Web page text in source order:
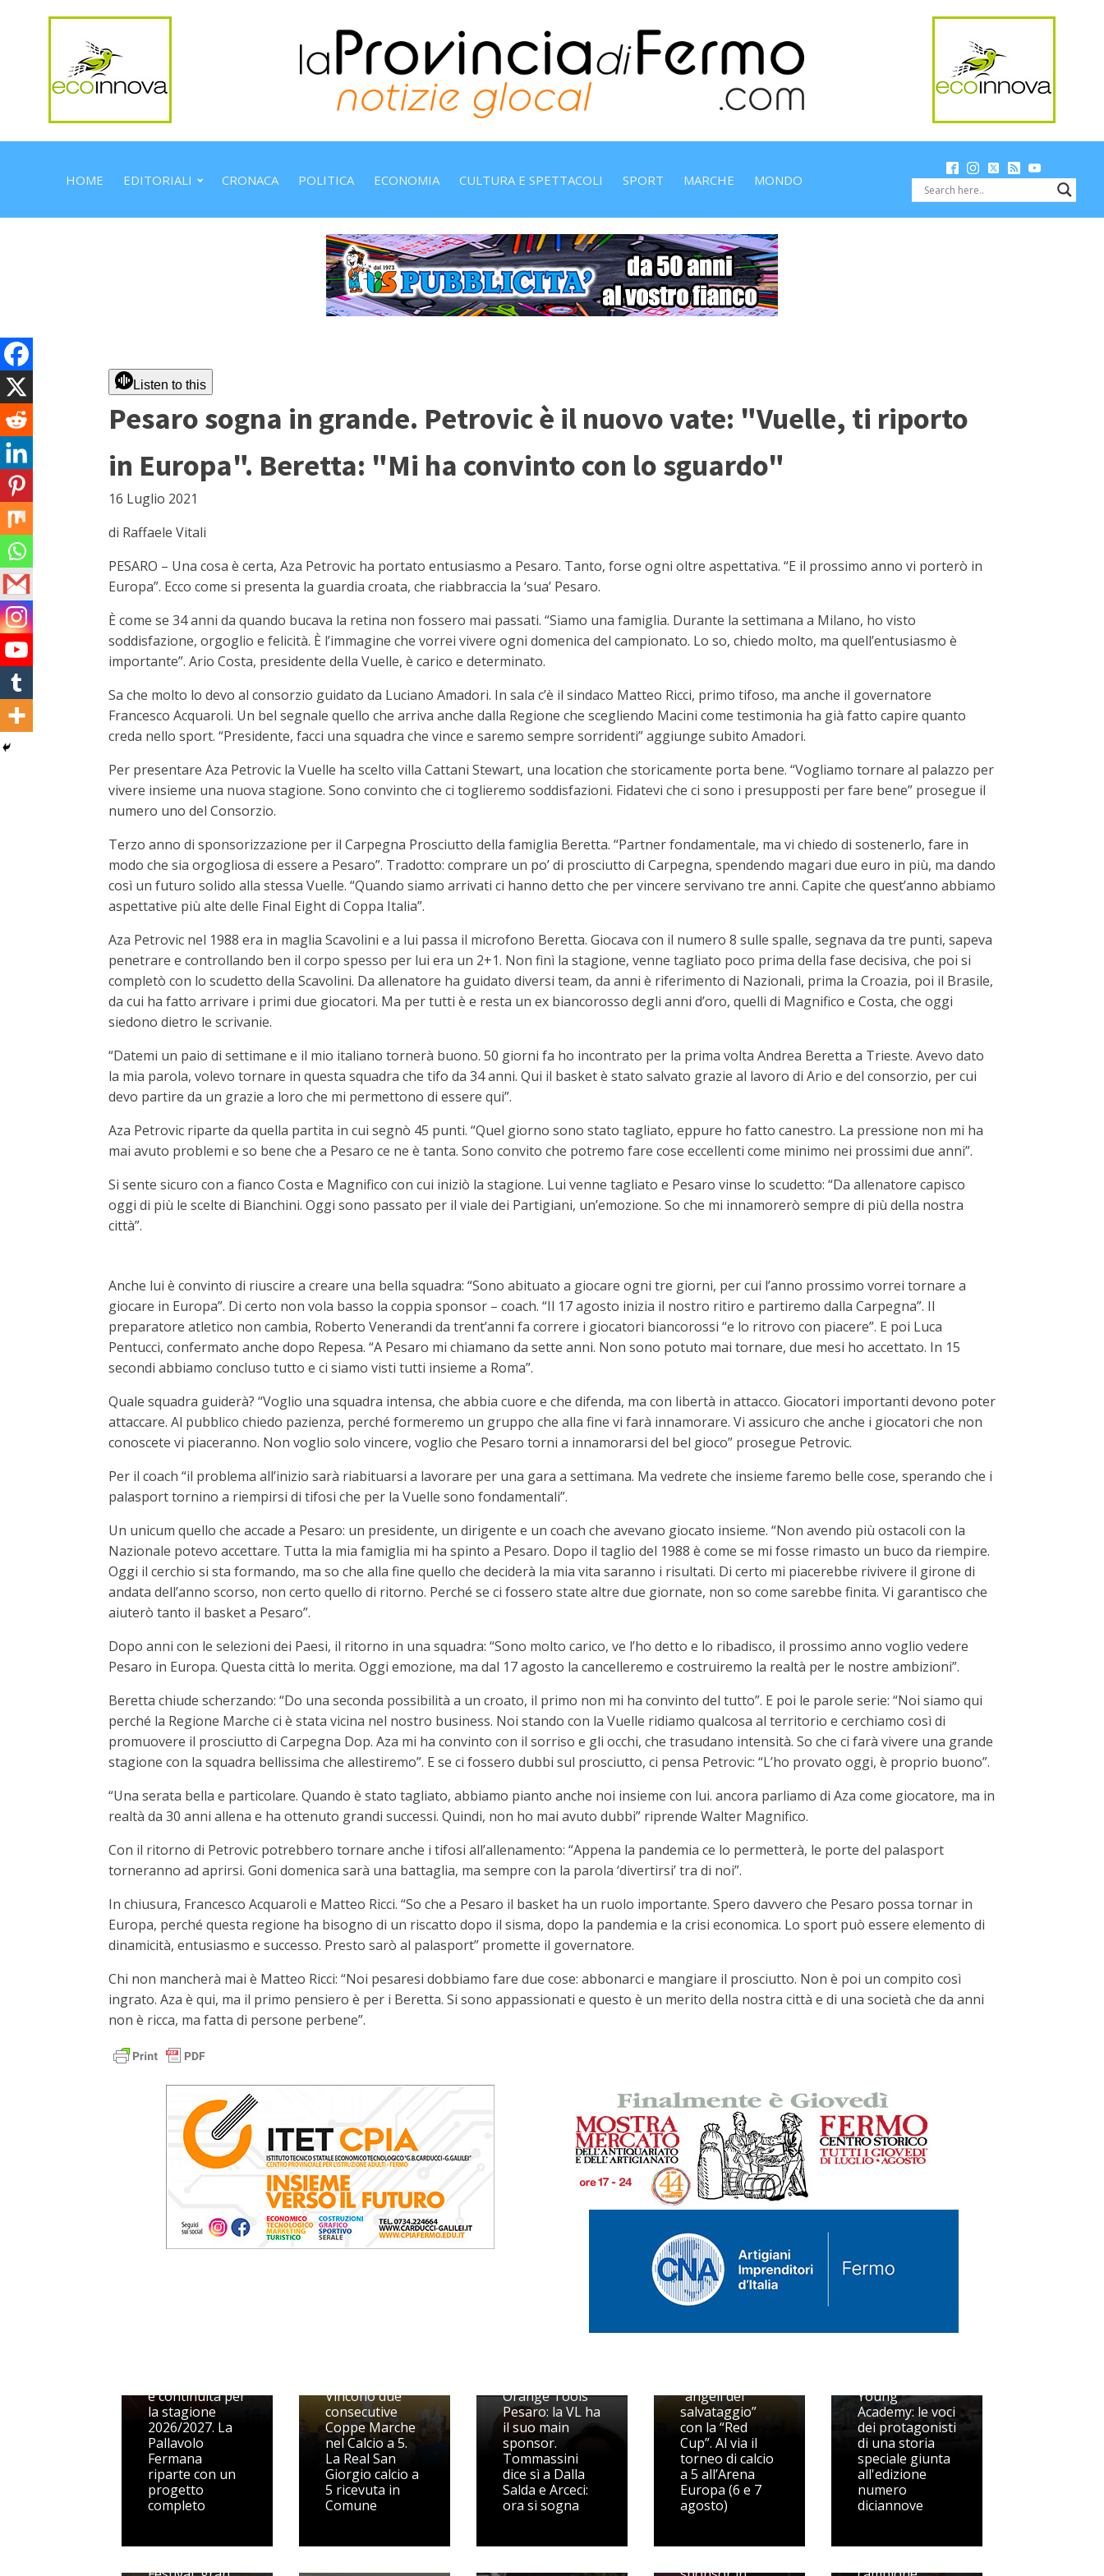
HOME EDITORIALI CRONACA POLITICA ECONOMIA CULTURA E SPETTACOLI SPORT MARCHE MONDO
Listen to this
Pesaro sogna in grande. Petrovic è il nuovo vate: "Vuelle, ti riporto
in Europa". Beretta: "Mi ha convinto con lo sguardo"
16 Luglio 2021
di Raffaele Vitali
PESARO – Una cosa è certa, Aza Petrovic ha portato entusiasmo a Pesaro. Tanto, forse ogni oltre aspettativa. “E il prossimo anno vi porterò in
Europa”. Ecco come si presenta la guardia croata, che riabbraccia la ‘sua’ Pesaro.
È come se 34 anni da quando bucava la retina non fossero mai passati. “Siamo una famiglia. Durante la settimana a Milano, ho visto
soddisfazione, orgoglio e felicità. È l’immagine che vorrei vivere ogni domenica del campionato. Lo so, chiedo molto, ma quell’entusiasmo è
importante”. Ario Costa, presidente della Vuelle, è carico e determinato.
Sa che molto lo devo al consorzio guidato da Luciano Amadori. In sala c’è il sindaco Matteo Ricci, primo tifoso, ma anche il governatore
Francesco Acquaroli. Un bel segnale quello che arriva anche dalla Regione che scegliendo Macini come testimonia ha già fatto capire quanto
creda nello sport. “Presidente, facci una squadra che vince e saremo sempre sorridenti” aggiunge subito Amadori.
Per presentare Aza Petrovic la Vuelle ha scelto villa Cattani Stewart, una location che storicamente porta bene. “Vogliamo tornare al palazzo per
vivere insieme una nuova stagione. Sono convinto che ci toglieremo soddisfazioni. Fidatevi che ci sono i presupposti per fare bene” prosegue il
numero uno del Consorzio.
Terzo anno di sponsorizzazione per il Carpegna Prosciutto della famiglia Beretta. “Partner fondamentale, ma vi chiedo di sostenerlo, fare in
modo che sia orgogliosa di essere a Pesaro”. Tradotto: comprare un po’ di prosciutto di Carpegna, spendendo magari due euro in più, ma dando
così un futuro solido alla stessa Vuelle. “Quando siamo arrivati ci hanno detto che per vincere servivano tre anni. Capite che quest’anno abbiamo
aspettative più alte delle Final Eight di Coppa Italia”.
Aza Petrovic nel 1988 era in maglia Scavolini e a lui passa il microfono Beretta. Giocava con il numero 8 sulle spalle, segnava da tre punti, sapeva
penetrare e controllando ben il corpo spesso per lui era un 2+1. Non finì la stagione, venne tagliato poco prima della fase decisiva, che poi si
completò con lo scudetto della Scavolini. Da allenatore ha guidato diversi team, da anni è riferimento di Nazionali, prima la Croazia, poi il Brasile,
da cui ha fatto arrivare i primi due giocatori. Ma per tutti è e resta un ex biancorosso degli anni d’oro, quelli di Magnifico e Costa, che oggi
siedono dietro le scrivanie.
“Datemi un paio di settimane e il mio italiano tornerà buono. 50 giorni fa ho incontrato per la prima volta Andrea Beretta a Trieste. Avevo dato
la mia parola, volevo tornare in questa squadra che tifo da 34 anni. Qui il basket è stato salvato grazie al lavoro di Ario e del consorzio, per cui
devo partire da un grazie a loro che mi permettono di essere qui”.
Aza Petrovic riparte da quella partita in cui segnò 45 punti. “Quel giorno sono stato tagliato, eppure ho fatto canestro. La pressione non mi ha
mai avuto problemi e so bene che a Pesaro ce ne è tanta. Sono convito che potremo fare cose eccellenti come minimo nei prossimi due anni”.
Si sente sicuro con a fianco Costa e Magnifico con cui iniziò la stagione. Lui venne tagliato e Pesaro vinse lo scudetto: “Da allenatore capisco
oggi di più le scelte di Bianchini. Oggi sono passato per il viale dei Partigiani, un’emozione. So che mi innamorerò sempre di più della nostra
città”.
Anche lui è convinto di riuscire a creare una bella squadra: “Sono abituato a giocare ogni tre giorni, per cui l’anno prossimo vorrei tornare a
giocare in Europa”. Di certo non vola basso la coppia sponsor – coach. “Il 17 agosto inizia il nostro ritiro e partiremo dalla Carpegna”. Il
preparatore atletico non cambia, Roberto Venerandi da trent’anni fa correre i giocatori biancorossi “e lo ritrovo con piacere”. E poi Luca
Pentucci, confermato anche dopo Repesa. “A Pesaro mi chiamano da sette anni. Non sono potuto mai tornare, due mesi ho accettato. In 15
secondi abbiamo concluso tutto e ci siamo visti tutti insieme a Roma”.
Quale squadra guiderà? “Voglio una squadra intensa, che abbia cuore e che difenda, ma con libertà in attacco. Giocatori importanti devono poter
attaccare. Al pubblico chiedo pazienza, perché formeremo un gruppo che alla fine vi farà innamorare. Vi assicuro che anche i giocatori che non
conoscete vi piaceranno. Non voglio solo vincere, voglio che Pesaro torni a innamorarsi del bel gioco” prosegue Petrovic.
Per il coach “il problema all’inizio sarà riabituarsi a lavorare per una gara a settimana. Ma vedrete che insieme faremo belle cose, sperando che i
palasport tornino a riempirsi di tifosi che per la Vuelle sono fondamentali”.
Un unicum quello che accade a Pesaro: un presidente, un dirigente e un coach che avevano giocato insieme. “Non avendo più ostacoli con la
Nazionale potevo accettare. Tutta la mia famiglia mi ha spinto a Pesaro. Dopo il taglio del 1988 è come se mi fosse rimasto un buco da riempire.
Oggi il cerchio si sta formando, ma so che alla fine quello che deciderà la mia vita saranno i risultati. Di certo mi piacerebbe rivivere il girone di
andata dell’anno scorso, non certo quello di ritorno. Perché se ci fossero state altre due giornate, non so come sarebbe finita. Vi garantisco che
aiuterò tanto il basket a Pesaro”.
Dopo anni con le selezioni dei Paesi, il ritorno in una squadra: “Sono molto carico, ve l’ho detto e lo ribadisco, il prossimo anno voglio vedere
Pesaro in Europa. Questa città lo merita. Oggi emozione, ma dal 17 agosto la cancelleremo e costruiremo la realtà per le nostre ambizioni”.
Beretta chiude scherzando: “Do una seconda possibilità a un croato, il primo non mi ha convinto del tutto”. E poi le parole serie: “Noi siamo qui
perché la Regione Marche ci è stata vicina nel nostro business. Noi stando con la Vuelle ridiamo qualcosa al territorio e cerchiamo così di
promuovere il prosciutto di Carpegna Dop. Aza mi ha convinto con il sorriso e gli occhi, che trasudano intensità. So che ci farà vivere una grande
stagione con la squadra bellissima che allestiremo”. E se ci fossero dubbi sul prosciutto, ci pensa Petrovic: “L’ho provato oggi, è proprio buono”.
“Una serata bella e particolare. Quando è stato tagliato, abbiamo pianto anche noi insieme con lui. ancora parliamo di Aza come giocatore, ma in
realtà da 30 anni allena e ha ottenuto grandi successi. Quindi, non ho mai avuto dubbi” riprende Walter Magnifico.
Con il ritorno di Petrovic potrebbero tornare anche i tifosi all’allenamento: “Appena la pandemia ce lo permetterà, le porte del palasport
torneranno ad aprirsi. Goni domenica sarà una battaglia, ma sempre con la parola ‘divertirsi’ tra di noi”.
In chiusura, Francesco Acquaroli e Matteo Ricci. “So che a Pesaro il basket ha un ruolo importante. Spero davvero che Pesaro possa tornar in
Europa, perché questa regione ha bisogno di un riscatto dopo il sisma, dopo la pandemia e la crisi economica. Lo sport può essere elemento di
dinamicità, entusiasmo e successo. Presto sarò al palasport” promette il governatore.
Chi non mancherà mai è Matteo Ricci: “Noi pesaresi dobbiamo fare due cose: abbonarci e mangiare il prosciutto. Non è poi un compito così
ingrato. Aza è qui, ma il primo pensiero è per i Beretta. Si sono appassionati e questo è un merito della nostra città e di una società che da anni
non è ricca, ma fatta di persone perbene”.
e continuità per
la stagione
2026/2027. La
Pallavolo
Fermana
riparte con un
progetto
completo
Vincono due
consecutive
Coppe Marche
nel Calcio a 5.
La Real San
Giorgio calcio a
5 ricevuta in
Comune
Orange Tools
Pesaro: la VL ha
il suo main
sponsor.
Tommassini
dice sì a Dalla
Salda e Arceci:
ora si sogna
“angeli del
salvataggio”
con la “Red
Cup”. Al via il
torneo di calcio
a 5 all’Arena
Europa (6 e 7
agosto)
Young
Academy: le voci
dei protagonisti
di una storia
speciale giunta
all'edizione
numero
diciannove
VL Pesaro, c'è
Rugby: nella